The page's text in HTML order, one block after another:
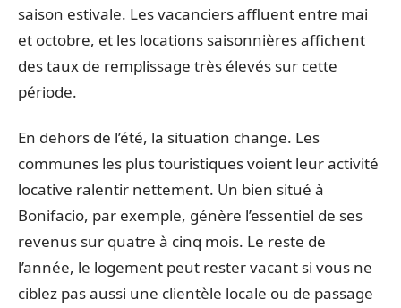
saison estivale. Les vacanciers affluent entre mai
et octobre, et les locations saisonnières affichent
des taux de remplissage très élevés sur cette
période.
En dehors de l’été, la situation change. Les
communes les plus touristiques voient leur activité
locative ralentir nettement. Un bien situé à
Bonifacio, par exemple, génère l’essentiel de ses
revenus sur quatre à cinq mois. Le reste de
l’année, le logement peut rester vacant si vous ne
ciblez pas aussi une clientèle locale ou de passage